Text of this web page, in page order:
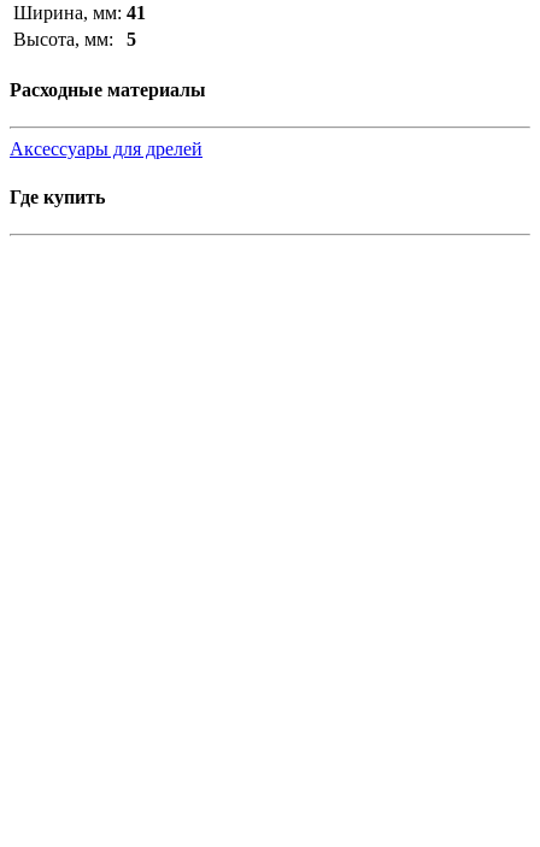
Ширина, мм: 41
Высота, мм:
5
Расходные материалы
Аксессуары для дрелей
Где купить